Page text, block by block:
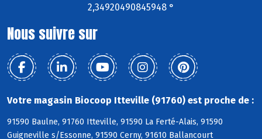
2,34920490845948 °
Nous suivre sur
Votre magasin Biocoop Itteville (91760) est proche de :
91590 Baulne, 91760 Itteville, 91590 La Ferté-Alais, 91590
Guigneville s/Essonne, 91590 Cerny, 91610 Ballancourt